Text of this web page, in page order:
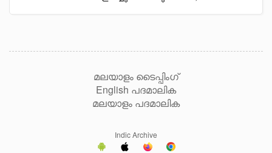
മലയാളം ടൈപ്പിംഗ്
English പദമാലിക
മലയാളം പദമാലിക
Indic Archive